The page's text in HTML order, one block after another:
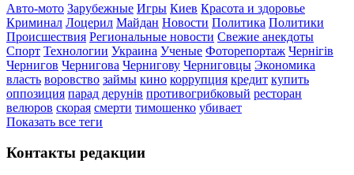
Авто-мото Зарубежные Игры Киев Красота и здоровье
Криминал Лоцерил Майдан Новости Политика Политики
Происшествия Региональные новости Свежие анекдоты
Спорт Технологии Украина Ученые Фоторепортаж Чернігів
Чернигов Чернигова Чернигову Черниговцы Экономика
власть воровство займы кино коррупция кредит купить
оппозиция парад дерунів противогрибковый ресторан
велюров скорая смерти тимошенко убивает
Показать все теги
Контакты редакции